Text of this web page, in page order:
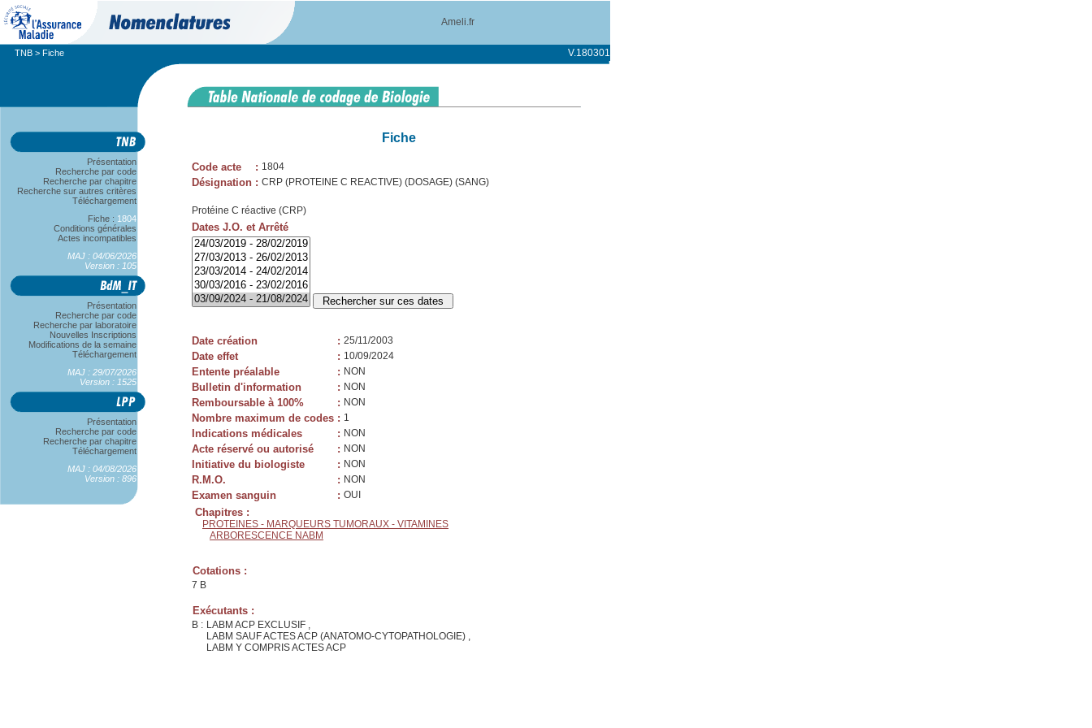
Ameli.fr
TNB > Fiche V.180301
Présentation
Recherche par code
Recherche par chapitre
Recherche sur autres critères
Téléchargement
Fiche : 1804
Conditions générales
Actes incompatibles
MAJ : 04/06/2026
Version : 105
Présentation
Recherche par code
Recherche par laboratoire
Nouvelles Inscriptions
Modifications de la semaine
Téléchargement
MAJ : 29/07/2026
Version : 1525
Présentation
Recherche par code
Recherche par chapitre
Téléchargement
MAJ : 04/08/2026
Version : 896
Fiche
Code acte : 1804
Désignation : CRP (PROTEINE C REACTIVE) (DOSAGE) (SANG)
Protéine C réactive (CRP)
Dates J.O. et Arrêté
Date création : 25/11/2003
Date effet : 10/09/2024
Entente préalable : NON
Bulletin d'information : NON
Remboursable à 100% : NON
Nombre maximum de codes : 1
Indications médicales : NON
Acte réservé ou autorisé : NON
Initiative du biologiste : NON
R.M.O. : NON
Examen sanguin : OUI
Chapitres :
PROTEINES - MARQUEURS TUMORAUX - VITAMINES
ARBORESCENCE NABM
Cotations :
7 B
Exécutants :
B : LABM ACP EXCLUSIF ,
LABM SAUF ACTES ACP (ANATOMO-CYTOPATHOLOGIE) ,
LABM Y COMPRIS ACTES ACP